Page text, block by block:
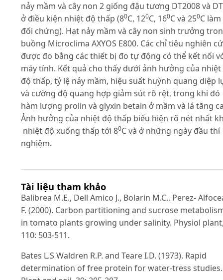
nảy mầm và cây non 2 giống đậu tương DT2008 và
ở điều kiện nhiệt độ thấp (80C, 120C, 160C và 250C làm
đối chứng). Hạt nảy mầm và cây non sinh trưởng
buồng Microclima AXYOS E800. Các chỉ tiêu nghiên
được đo bằng các thiết bị đo tự động có thể kết nối
máy tính. Kết quả cho thấy dưới ảnh hưởng của nhiệt
độ thấp, tỷ lệ nảy mầm, hiệu suất huỳnh quang diệp
và cường độ quang hợp giảm sút rõ rệt, trong khi đó
hàm lượng prolin và glyxin betain ở mầm và lá tăng
Ảnh hưởng của nhiệt độ thấp biểu hiện rõ nét nhất
nhiệt độ xuống thấp tới 80C và ở những ngày đầu thí
nghiệm.
Tài liệu tham khảo
Balibrea M.E., Dell Amico J., Bolarin M.C., Perez-
F. (2000). Carbon partitioning and sucrose
in tomato plants growing under salinity. Physiol
110: 503-511.
Bates L.S Waldren R.P. and Teare I.D. (1973). Rapid
determination of free protein for water-tress studies.